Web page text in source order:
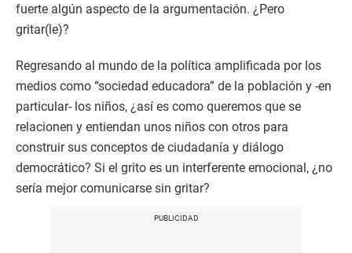
fuerte algún aspecto de la argumentación. ¿Pero
gritar(le)?
Regresando al mundo de la política amplificada por los
medios como “sociedad educadora” de la población y -en
particular- los niños, ¿así es como queremos que se
relacionen y entiendan unos niños con otros para
construir sus conceptos de ciudadanía y diálogo
democrático? Si el grito es un interferente emocional, ¿no
sería mejor comunicarse sin gritar?